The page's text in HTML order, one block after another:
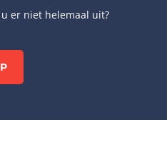
er niet helemaal uit?